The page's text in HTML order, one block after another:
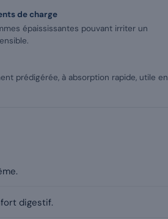
de charge
épaississantes pouvant irriter un
prédigérée, à absorption rapide, utile en
digestif.